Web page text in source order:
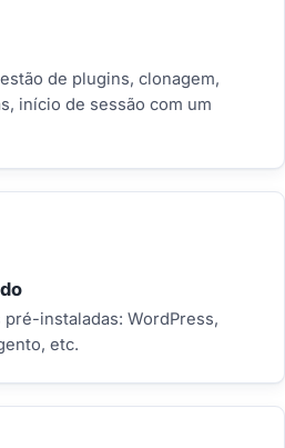
de plugins, clonagem,
início de sessão com um
instaladas: WordPress,
etc.